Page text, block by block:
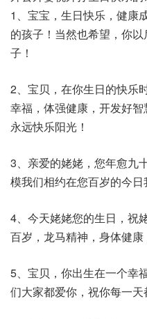
1、宝宝，生日快乐，健康
的孩子！当然也希望，你
子！
2、宝贝，在你生日的快乐
幸福，体强健康，开发好
永远快乐阳光！
3、亲爱的姥姥，您年愈九
模我们相约在您百岁的今日
4、今天姥姥您的生日，祝
百岁，龙马精神，身体健康
5、宝贝，你出生在一个幸
们大家都爱你，祝你每一天